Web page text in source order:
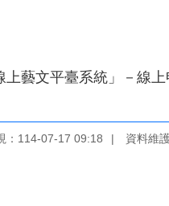
藝文平臺系統」－線
：114-07-17 09:18 資料維